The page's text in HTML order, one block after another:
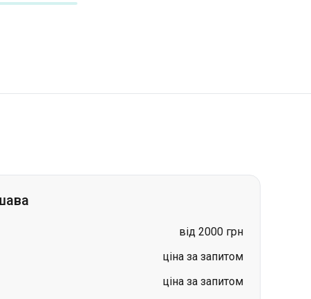
від 2000 грн
ціна за запитом
ціна за запитом